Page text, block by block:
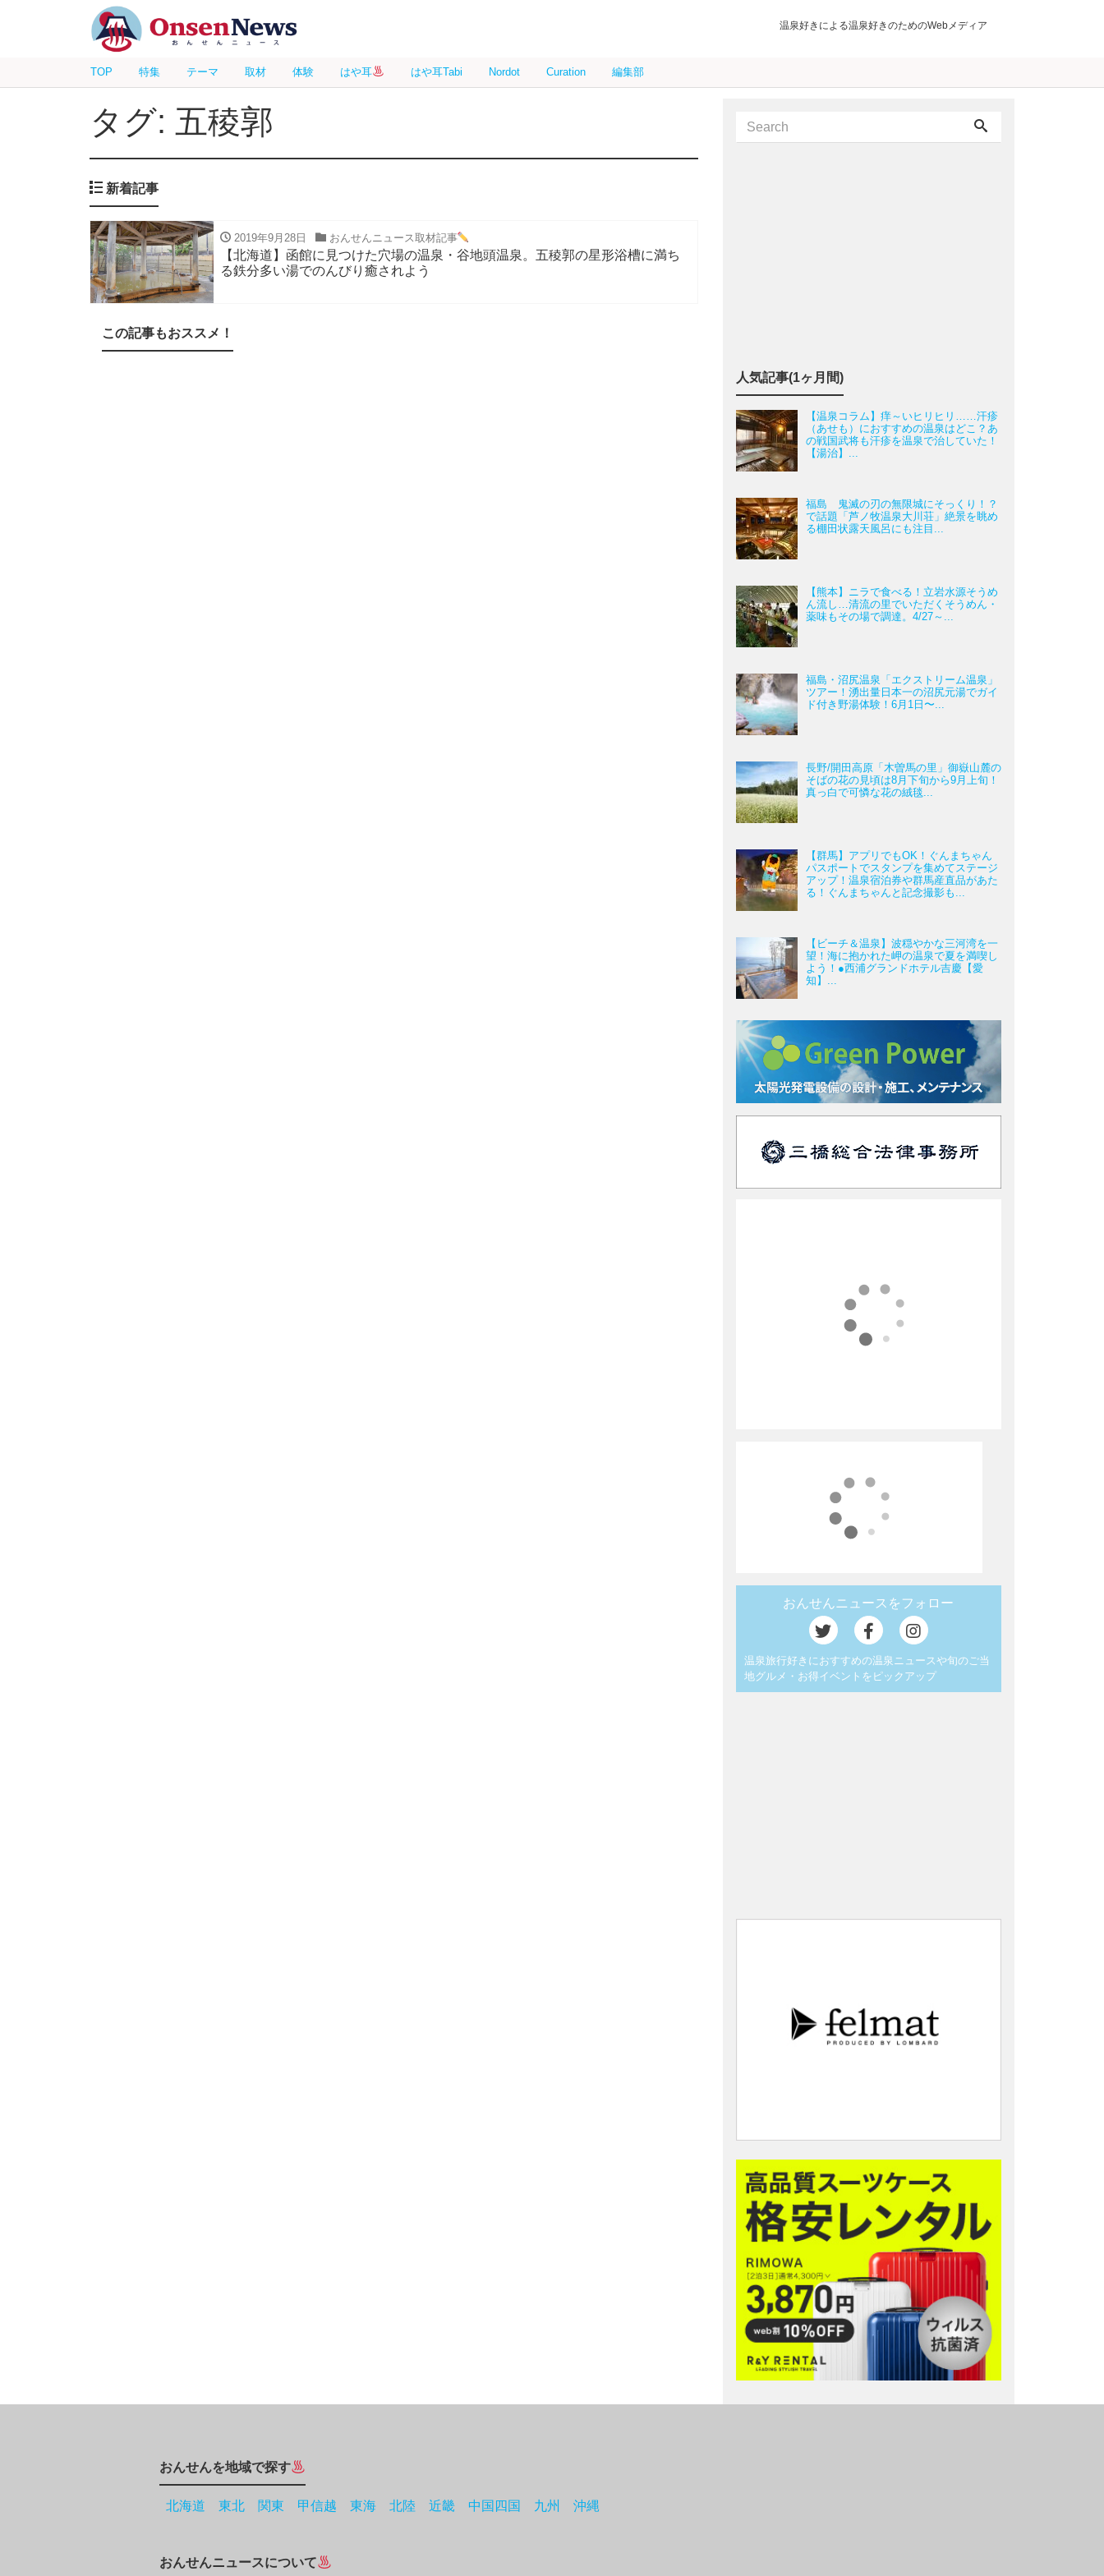
温泉好きによる温泉好きのためのWebメディア
TOP 特集 テーマ 取材 体験 はや耳 はや耳Tabi Nordot Curation 編集部
タグ: 五稜郭
新着記事
2019年9月28日 おんせんニュース取材記事
【北海道】函館に見つけた穴場の温泉・谷地頭温泉。五稜郭の星形浴槽に満ち
る鉄分多い湯でのんびり癒されよう
この記事もおススメ！
人気記事(1ヶ月間)
【温泉コラム】痒～いヒリヒリ……汗疹
（あせも）におすすめの温泉はどこ？あ
の戦国武将も汗疹を温泉で治していた！
【湯治】...
福島 鬼滅の刃の無限城にそっくり！？
で話題「芦ノ牧温泉大川荘」絶景を眺め
る棚田状露天風呂にも注目...
【熊本】ニラで食べる！立岩水源そうめ
ん流し…清流の里でいただくそうめん・
薬味もその場で調達。4/27～...
福島・沼尻温泉「エクストリーム温泉」
ツアー！湧出量日本一の沼尻元湯でガイ
ド付き野湯体験！6月1日〜...
長野/開田高原「木曽馬の里」御嶽山麓の
そばの花の見頃は8月下旬から9月上旬！
真っ白で可憐な花の絨毯...
【群馬】アプリでもOK！ぐんまちゃん
パスポートでスタンプを集めてステージ
アップ！温泉宿泊券や群馬産直品があた
る！ぐんまちゃんと記念撮影も...
【ビーチ＆温泉】波穏やかな三河湾を一
望！海に抱かれた岬の温泉で夏を満喫し
よう！●西浦グランドホテル吉慶【愛
知】...
おんせんニュースをフォロー
温泉旅行好きにおすすめの温泉ニュースや旬のご当
地グルメ・お得イベントをピックアップ
おんせんを地域で探す
北海道 東北 関東 甲信越 東海 北陸 近畿 中国四国 九州 沖縄
おんせんニュースについて